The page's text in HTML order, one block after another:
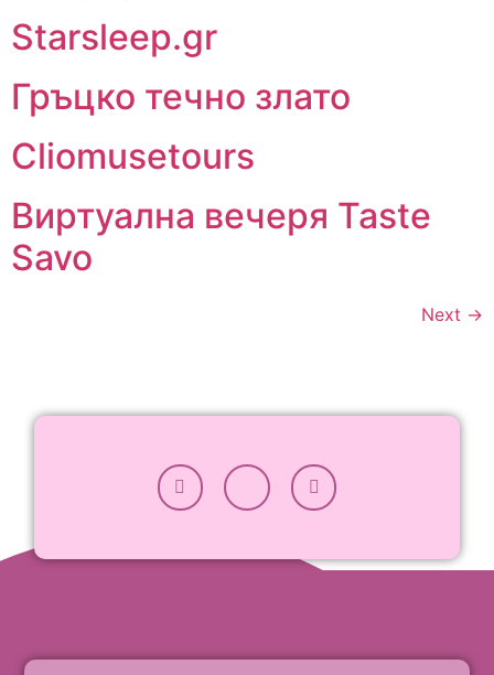
Starsleep.gr
Гръцко течно злато
Cliomusetours
Виртуална вечеря Taste
Savo
Next →